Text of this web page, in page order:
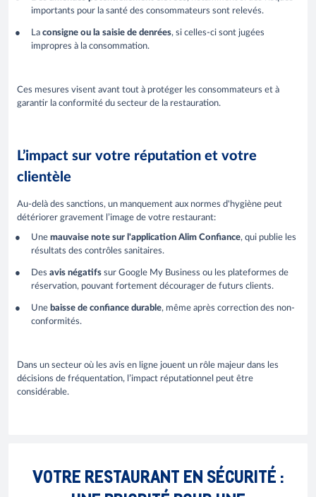
importants pour la santé des consommateurs sont relevés.
La consigne ou la saisie de denrées, si celles-ci sont jugées
impropres à la consommation.
Ces mesures visent avant tout à protéger les consommateurs et à
garantir la conformité du secteur de la restauration.
L’impact sur votre réputation et votre
clientèle
Au-delà des sanctions, un manquement aux normes d'hygiène peut
détériorer gravement l’image de votre restaurant:
Une mauvaise note sur l'application Alim Confiance, qui publie les
résultats des contrôles sanitaires.
Des avis négatifs sur Google My Business ou les plateformes de
réservation, pouvant fortement décourager de futurs clients.
Une baisse de confiance durable, même après correction des non-
conformités.
Dans un secteur où les avis en ligne jouent un rôle majeur dans les
décisions de fréquentation, l’impact réputationnel peut être
considérable.
VOTRE RESTAURANT EN SÉCURITÉ :